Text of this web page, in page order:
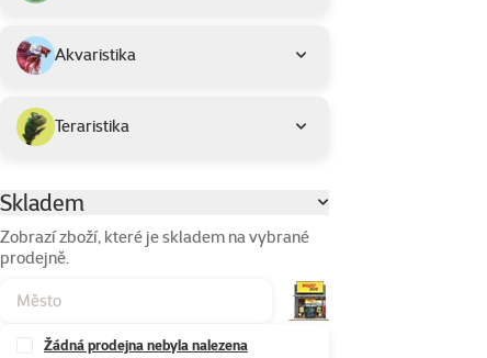
Akvaristika
Teraristika
Parametrický filtr
Skladem
Zobrazí zboží, které je skladem na vybrané
prodejně.
Žádná prodejna nebyla nalezena